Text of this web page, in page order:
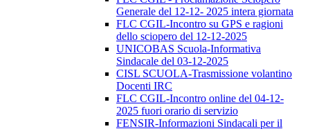
Generale del 12-12- 2025 intera giornata
FLC CGIL-Incontro su GPS e ragioni
dello sciopero del 12-12-2025
UNICOBAS Scuola-Informativa
Sindacale del 03-12-2025
CISL SCUOLA-Trasmissione volantino
Docenti IRC
FLC CGIL-Incontro online del 04-12-
2025 fuori orario di servizio
FENSIR-Informazioni Sindacali per il